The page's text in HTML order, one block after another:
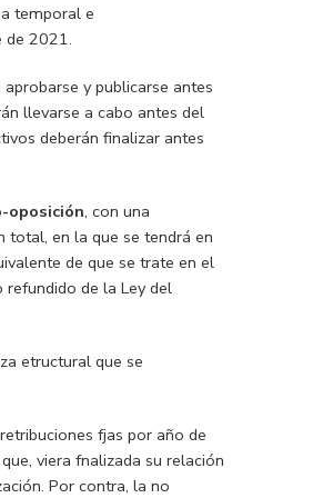
temporal e
de 2021.
y publicarse antes
llevarse a cabo antes del
deberán finalizar antes
oposición, con una
total, en la que se tendrá en
de que se trate en el
de la Ley del
etructural que se
fjas por año de
viera fnalizada su relación
Por contra, la no